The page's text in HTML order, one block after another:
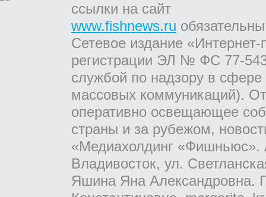
ссылки на сайт
www.fishnews.ru
Сетевое издание
регистрации ЭЛ № ФС 77-
службой по надзору в
массовых коммуникаций).
оперативно освещающее
страны и за рубежом,
«Медиахолдинг «Фишньюс».
Владивосток, ул.
Яшина Яна Александровна.